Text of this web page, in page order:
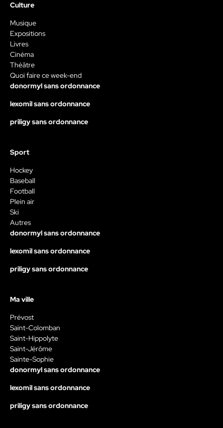
Culture
Musique
Expositions
Livres
Cinéma
Théâtre
Quoi faire ce week-end
donormyl sans ordonnance
lexomil sans ordonnance
priligy sans ordonnance
Sport
Hockey
Baseball
Football
Plein air
Ski
Autres
donormyl sans ordonnance
lexomil sans ordonnance
priligy sans ordonnance
Ma ville
Prévost
Saint-Colomban
Saint-Hippolyte
Saint-Jérôme
Sainte-Sophie
donormyl sans ordonnance
lexomil sans ordonnance
priligy sans ordonnance